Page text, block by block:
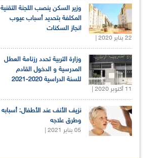
وزير السكن ينصب اللجنة التقنية
المكلفة بتحديد أسباب عيوب
انجاز السكنات
22 يناير 2020 |
وزارة التربية تحدد رزنامة العطل
المدرسية و الدخول القادم
للسنة الدراسية 2020-2021
11 أكتوبر 2020 |
نزيف الأنف عند الأطفال: أسبابه
وطرق علاجه
05 يناير 2021 |